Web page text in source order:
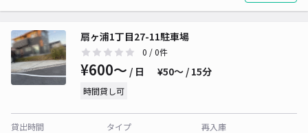
扇ヶ浦1丁目27-11駐車場
0 / 0件
¥600〜 / 日 ¥50〜 / 15分
時間貸し可
貸出時間
タイプ
再入庫